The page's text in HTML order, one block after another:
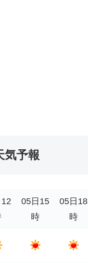
気予報
05日15
時
05日18
時